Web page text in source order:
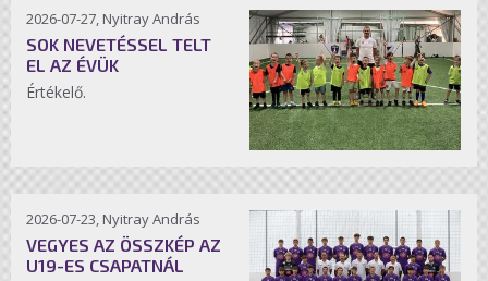
2026-07-27, Nyitray András
SOK NEVETÉSSEL TELT
EL AZ ÉVÜK
Értékelő.
2026-07-23, Nyitray András
VEGYES AZ ÖSSZKÉP AZ
U19-ES CSAPATNÁL